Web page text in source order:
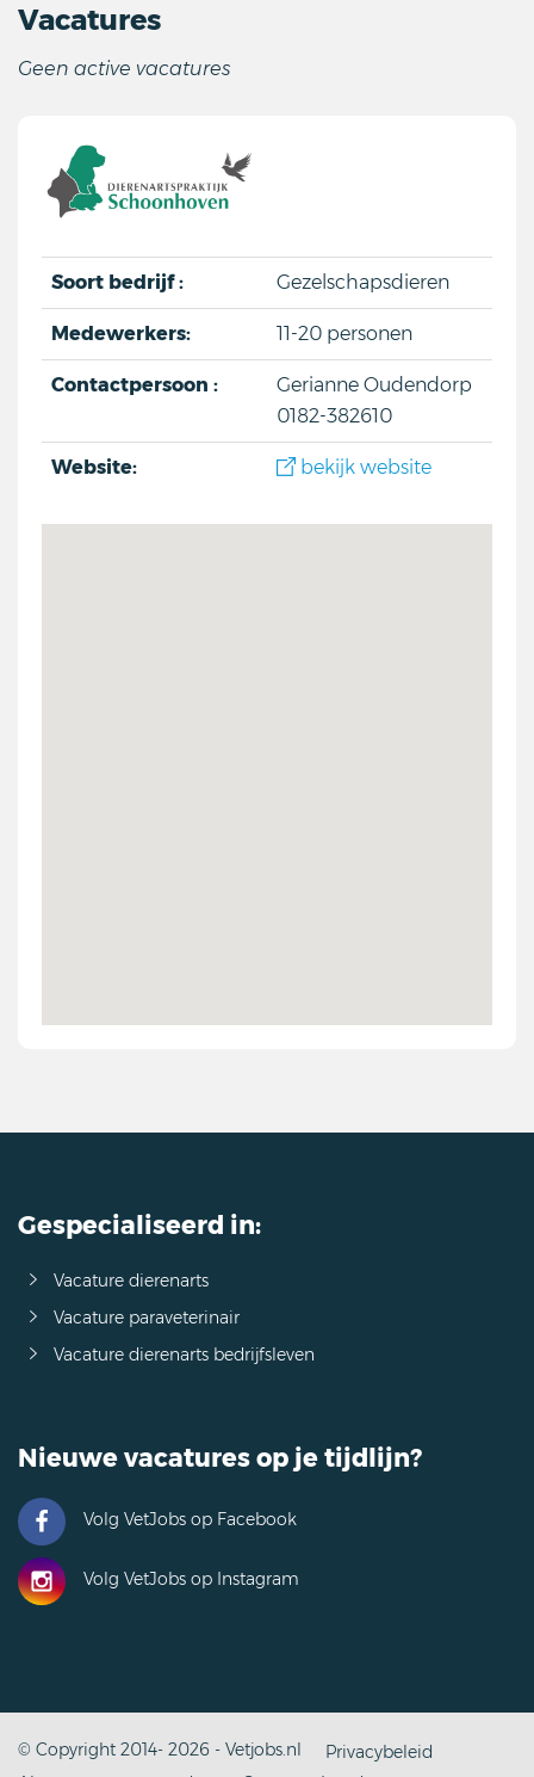
Vacatures
Geen active vacatures
Soort bedrijf : Gezelschapsdieren
Medewerkers: 11-20 personen
Contactpersoon :
Gerianne Oudendorp
0182-382610
Website: bekijk website
Gespecialiseerd in:
Vacature dierenarts
Vacature paraveterinair
Vacature dierenarts bedrijfsleven
Nieuwe vacatures op je tijdlijn?
Volg VetJobs op Facebook
Volg VetJobs op Instagram
© Copyright 2014- 2026 - Vetjobs.nl
Privacybeleid